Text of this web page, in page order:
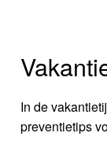
In de
preventietips